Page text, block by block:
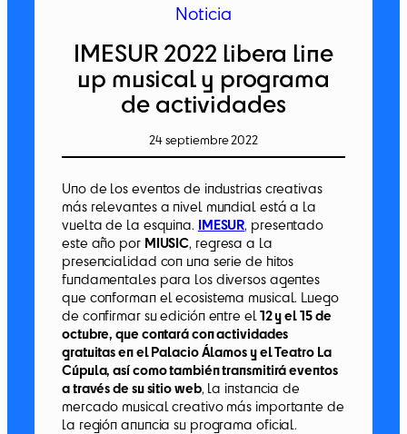
Noticia
IMESUR 2022 libera line
up musical y programa
de actividades
24 septiembre 2022
Uno de los eventos de industrias creativas
más relevantes a nivel mundial está a la
vuelta de la esquina. IMESUR, presentado
este año por MIUSIC, regresa a la
presencialidad con una serie de hitos
fundamentales para los diversos agentes
que conforman el ecosistema musical. Luego
de confirmar su edición entre el 12 y el 15 de
octubre, que contará con actividades
gratuitas en el Palacio Álamos y el Teatro La
Cúpula, así como también transmitirá eventos
a través de su sitio web, la instancia de
mercado musical creativo más importante de
la región anuncia su programa oficial.